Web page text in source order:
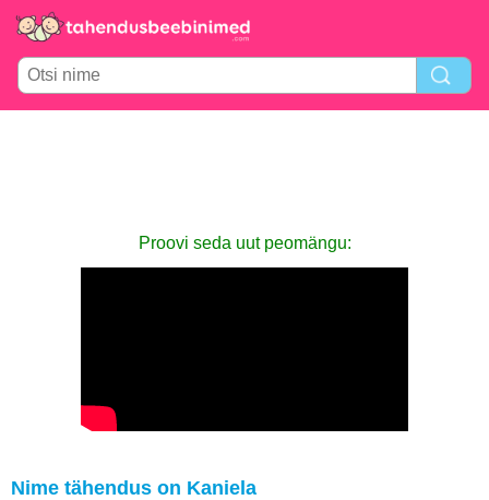
Proovi seda uut peomängu:
Nime tähendus on Kaniela